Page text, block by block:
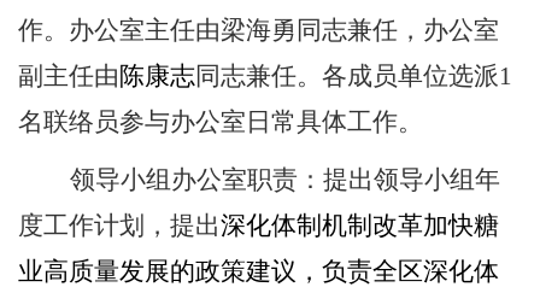
作。办公室主任由梁海勇同志兼任，办公室
副主任由陈康志同志兼任。各成员单位选派1
名联络员参与办公室日常具体工作。
领导小组办公室职责：提出领导小组年
度工作计划，提出深化体制机制改革加快糖
业高质量发展的政策建议，负责全区深化体